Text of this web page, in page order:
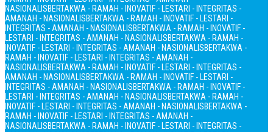
NASIONALISBERTAKWA - RAMAH - INOVATIF - LESTARI - INTEGRITAS -
AMANAH - NASIONALISBERTAKWA - RAMAH - INOVATIF - LESTARI -
INTEGRITAS - AMANAH - NASIONALISBERTAKWA - RAMAH - INOVATIF -
LESTARI - INTEGRITAS - AMANAH - NASIONALISBERTAKWA - RAMAH -
INOVATIF - LESTARI - INTEGRITAS - AMANAH - NASIONALISBERTAKWA -
RAMAH - INOVATIF - LESTARI - INTEGRITAS - AMANAH -
NASIONALISBERTAKWA - RAMAH - INOVATIF - LESTARI - INTEGRITAS -
AMANAH - NASIONALISBERTAKWA - RAMAH - INOVATIF - LESTARI -
INTEGRITAS - AMANAH - NASIONALISBERTAKWA - RAMAH - INOVATIF -
LESTARI - INTEGRITAS - AMANAH - NASIONALISBERTAKWA - RAMAH -
INOVATIF - LESTARI - INTEGRITAS - AMANAH - NASIONALISBERTAKWA -
RAMAH - INOVATIF - LESTARI - INTEGRITAS - AMANAH -
NASIONALISBERTAKWA - RAMAH - INOVATIF - LESTARI - INTEGRITAS -